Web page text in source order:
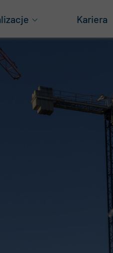
produkcyjne
logistyczne
wysokiego składowania
Kariera